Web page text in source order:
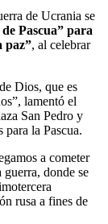
de Ucrania se
Pascua” para
paz”, al celebrar
Dios, que es
lamentó el
San Pedro y
para la Pascua.
a cometer
donde se
rusa a fines de